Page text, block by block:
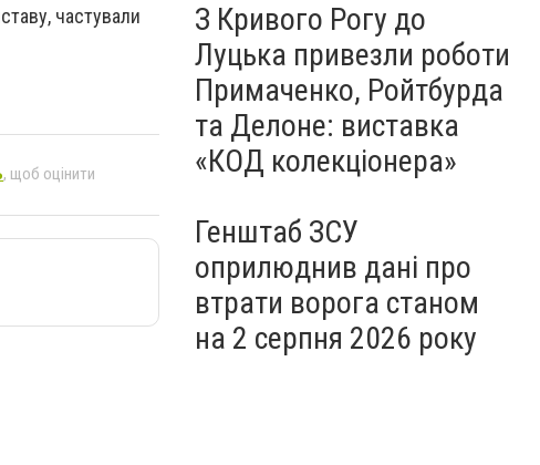
частували
, щоб оцінити
З Кривого Рогу до
Луцька привезли роботи
Примаченко, Ройтбурда
та Делоне: виставка
«КОД колекціонера»
Генштаб ЗСУ
оприлюднив дані про
втрати ворога станом
на 2 серпня 2026 року